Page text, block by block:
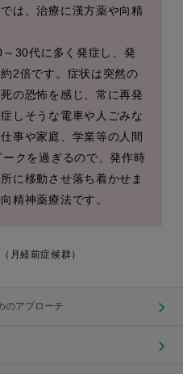
は、治療に漢方薬や向精
30代に多く発症し、発
2倍です。症状は突然の
の恐怖を感じ、常に再発
しそうな電車や人ごみな
事や家庭、学業等の人間
クを過ぎるので、発作時
に移動させ落ち着かせま
精神薬療法です。
月経前症候群）
のアプローチ